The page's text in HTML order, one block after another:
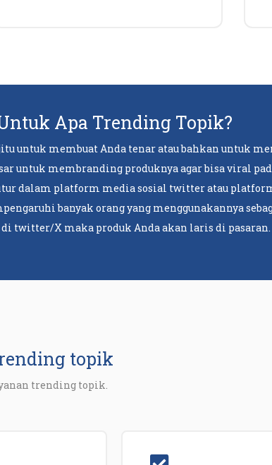
Apa Trending Topik?
untuk membuat Anda tenar atau bahkan untuk
untuk membranding produknya agar bisa viral
dalam platform media sosial twitter atau
banyak orang yang menggunakannya
twitter/X maka produk Anda akan laris di pasaran.
topik
trending topik.